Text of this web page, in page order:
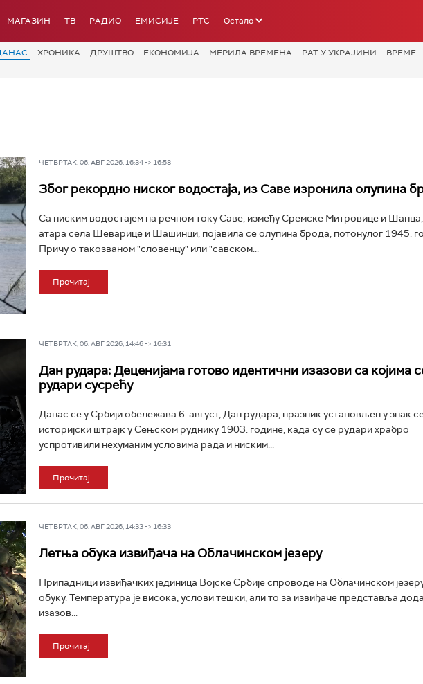
МАГАЗИН ТВ РАДИО ЕМИСИЈЕ РТС Остало
ХРОНИКА ДРУШТВО ЕКОНОМИЈА МЕРИЛА ВРЕМЕНА РАТ У УКРАЈИНИ ВРЕМЕ
ЧЕТВРТАК, 06. АВГ 2026, 16:34 -> 16:58
Због рекордно ниског водостаја, из Саве изронила олупина
Са ниским водостајем на речном току Саве, између Сремске Митровице и
атара села Шеварице и Шашинци, појавила се олупина брода, потонулог 1945.
Причу о такозваном "словенцу" или "савском...
Прочитај
ЧЕТВРТАК, 06. АВГ 2026, 14:46 -> 16:31
Дан рудара: Деценијама готово идентични изазови са којима
рудари сусрећу
Данас се у Србији обележава 6. август, Дан рудара, празник установљен у знак
историјски штрајк у Сењском руднику 1903. године, када су се рудари храбро
успротивили нехуманим условима рада и ниским...
Прочитај
ЧЕТВРТАК, 06. АВГ 2026, 14:33 -> 16:33
Летња обука извиђача на Облачинском језеру
Припадници извиђачких јединица Војске Србије спроводе на Облачинском
обуку. Температура је висока, услови тешки, али то за извиђаче представља
изазов...
Прочитај